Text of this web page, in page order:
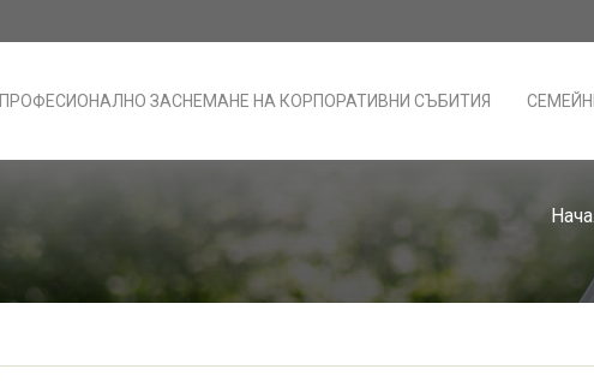
ПРОФЕСИОНАЛНО ЗАСНЕМАНЕ НА КОРПОРАТИВНИ СЪБИТИЯ